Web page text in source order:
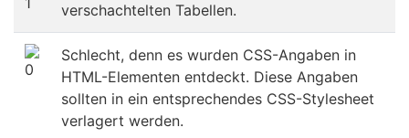
verschachtelten Tabellen.
Schlecht, denn es wurden CSS-Angaben in
HTML-Elementen entdeckt. Diese Angaben
sollten in ein entsprechendes CSS-Stylesheet
verlagert werden.